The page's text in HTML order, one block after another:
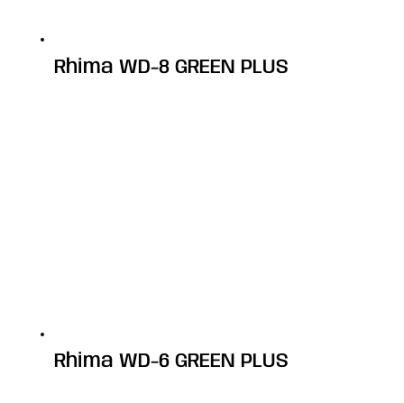
Rhima WD-8 GREEN PLUS
Rhima WD-6 GREEN PLUS